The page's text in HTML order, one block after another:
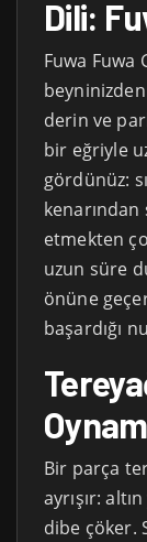
Dili:
Fuwa Fuwa
derin ve
bir eğriyle
gördünüz:
kenarından
etmekten
uzun süre
önüne
başardığı
Bir parça
ayrışır:
dibe çöker.